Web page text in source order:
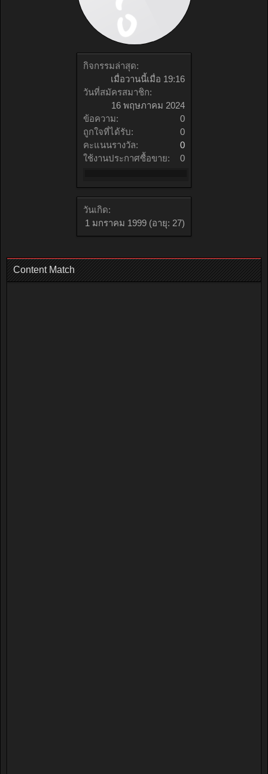
กิจกรรมล่าสุด:
เมื่อวานนี้เมื่อ 19:16
วันที่สมัครสมาชิก:
16 พฤษภาคม 2024
ข้อความ:
0
ถูกใจที่ได้รับ:
0
คะแนนรางวัล:
0
ใช้งานประกาศซื้อขาย:
0
วันเกิด:
1 มกราคม 1999 (อายุ: 27)
Content Match